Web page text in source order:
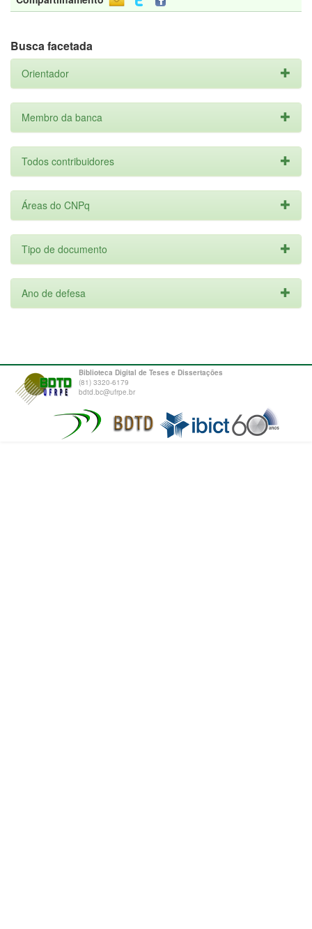
Busca facetada
Orientador
Membro da banca
Todos contribuidores
Áreas do CNPq
Tipo de documento
Ano de defesa
Biblioteca Digital de Teses e Dissertações
(81) 3320-6179
bdtd.bc@ufrpe.br